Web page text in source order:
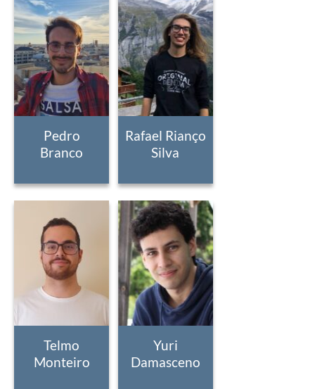
Pedro
Branco
Rafael Rianço
Silva
Telmo
Monteiro
Yuri
Damasceno